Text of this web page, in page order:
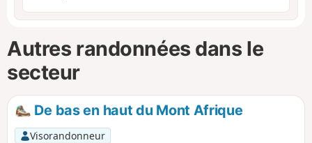
Autres randonnées dans le
secteur
De bas en haut du Mont Afrique
Visorandonneur